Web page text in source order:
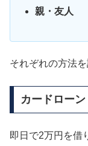
親・友人
それぞれの方法
カードローン
即日で2万円を借